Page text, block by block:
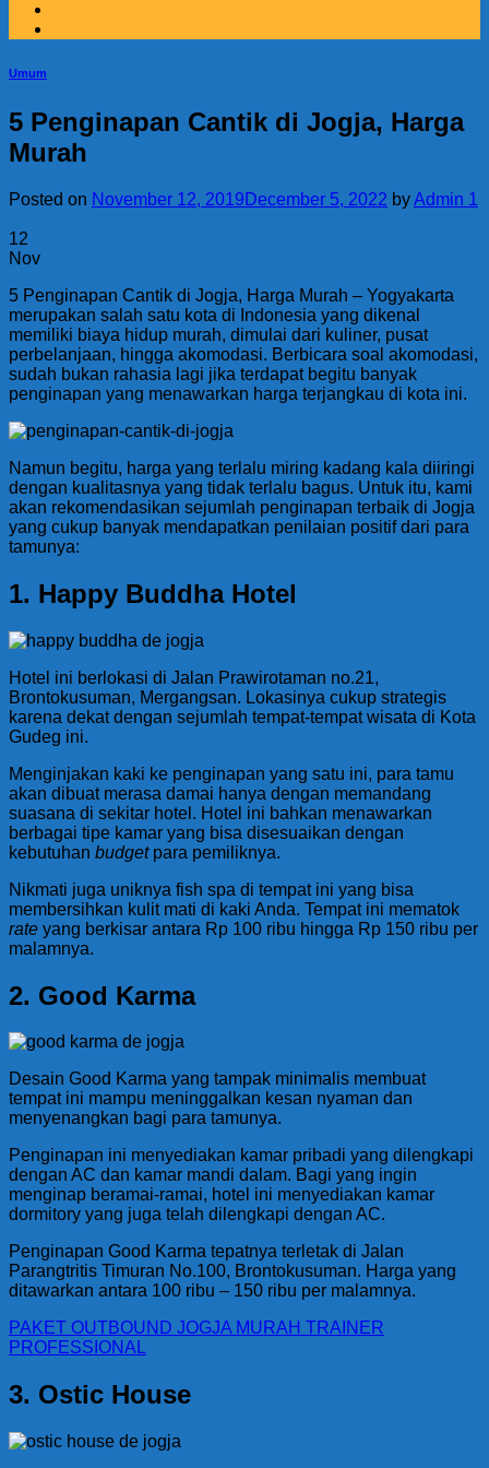
Umum
5 Penginapan Cantik di Jogja, Harga
Murah
Posted on November 12, 2019 December 5, 2022 byAdmin 1
12
Nov
5 Penginapan Cantik di Jogja, Harga Murah – Yogyakarta
merupakan salah satu kota di Indonesia yang dikenal
memiliki biaya hidup murah, dimulai dari kuliner, pusat
perbelanjaan, hingga akomodasi. Berbicara soal akomodasi,
sudah bukan rahasia lagi jika terdapat begitu banyak
penginapan yang menawarkan harga terjangkau di kota ini.
Namun begitu, harga yang terlalu miring kadang kala diiringi
dengan kualitasnya yang tidak terlalu bagus. Untuk itu, kami
akan rekomendasikan sejumlah penginapan terbaik di Jogja
yang cukup banyak mendapatkan penilaian positif dari para
tamunya:
1. Happy Buddha Hotel
Hotel ini berlokasi di Jalan Prawirotaman no.21,
Brontokusuman, Mergangsan. Lokasinya cukup strategis
karena dekat dengan sejumlah tempat-tempat wisata di Kota
Gudeg ini.
Menginjakan kaki ke penginapan yang satu ini, para tamu
akan dibuat merasa damai hanya dengan memandang
suasana di sekitar hotel. Hotel ini bahkan menawarkan
berbagai tipe kamar yang bisa disesuaikan dengan
kebutuhan budgetpara pemiliknya.
Nikmati juga uniknya fish spa di tempat ini yang bisa
membersihkan kulit mati di kaki Anda. Tempat ini mematok
rate yang berkisar antara Rp 100 ribu hingga Rp 150 ribu per
malamnya.
2. Good Karma
Desain Good Karma yang tampak minimalis membuat
tempat ini mampu meninggalkan kesan nyaman dan
menyenangkan bagi para tamunya.
Penginapan ini menyediakan kamar pribadi yang dilengkapi
dengan AC dan kamar mandi dalam. Bagi yang ingin
menginap beramai-ramai, hotel ini menyediakan kamar
dormitory yang juga telah dilengkapi dengan AC.
Penginapan Good Karma tepatnya terletak di Jalan
Parangtritis Timuran No.100, Brontokusuman. Harga yang
ditawarkan antara 100 ribu – 150 ribu per malamnya.
PAKET OUTBOUND JOGJA MURAH TRAINER
PROFESSIONAL
3. Ostic House